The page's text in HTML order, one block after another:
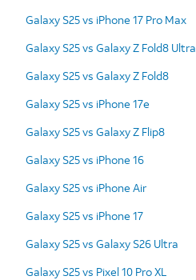
Galaxy S25 vs iPhone 17 Pro Max
Galaxy S25 vs Galaxy Z Fold8 Ultra
Galaxy S25 vs Galaxy Z Fold8
Galaxy S25 vs iPhone 17e
Galaxy S25 vs Galaxy Z Flip8
Galaxy S25 vs iPhone 16
Galaxy S25 vs iPhone Air
Galaxy S25 vs iPhone 17
Galaxy S25 vs Galaxy S26 Ultra
Galaxy S25 vs Pixel 10 Pro XL